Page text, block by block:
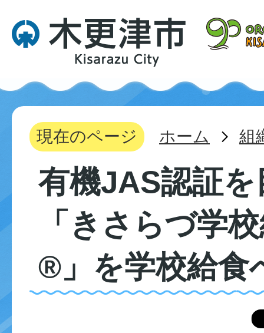
現在のページ ホーム 組
有機JAS認証
「きさらづ学
®」を学校給食